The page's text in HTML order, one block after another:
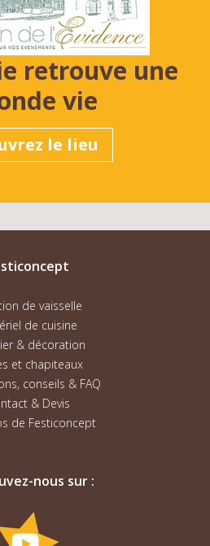
retrouve une
vie
le lieu
de vaisselle
de cuisine
& décoration
et chapiteaux
conseils & FAQ
& Devis
de Festiconcept
nous sur :